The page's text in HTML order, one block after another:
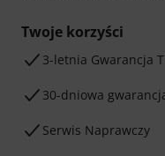
Twoje korzyści
3-letnia Gwarancja
30-dniowa
Serwis Naprawczy